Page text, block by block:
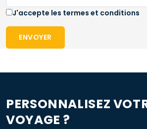
J'accepte les termes et conditions
ENVOYER
PERSONNALISEZ
VOYAGE ?